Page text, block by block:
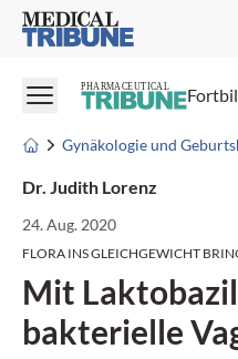
Medical Tribune
PHARMACEUTICAL
Gynäkologie und
Dr. Judith Lorenz
24. Aug. 2020
FLORA INS GLEICHGEWICHT
Mit
bakterielle